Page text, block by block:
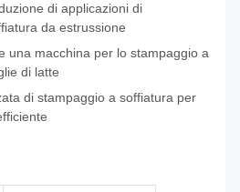
di applicazioni di
da estrussione
una macchina per lo stampaggio a
di latte
di stampaggio a soffiatura per